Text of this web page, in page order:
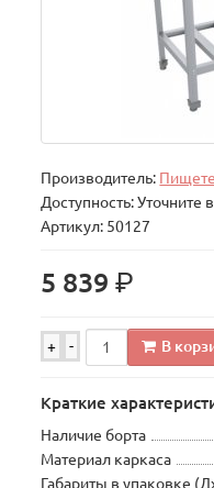
Производитель:
Доступность: Уточните
Артикул: 50127
5 839р.
+ - В
Краткие
Наличие борта
Материал каркаса
Габариты в упаковке